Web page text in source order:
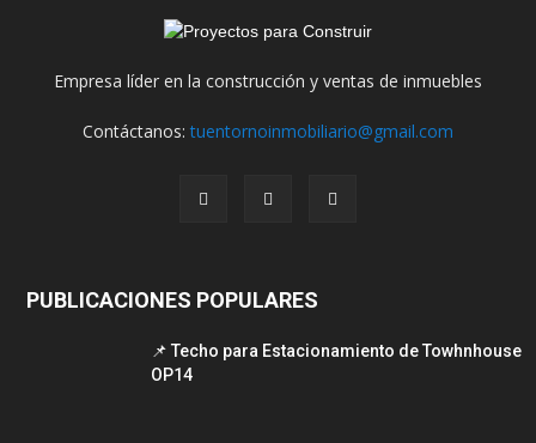
Empresa líder en la construcción y ventas de inmuebles
Contáctanos:tuentornoinmobiliario@gmail.com
PUBLICACIONES POPULARES
📌 Techo para Estacionamiento de Towhnhouse
OP14